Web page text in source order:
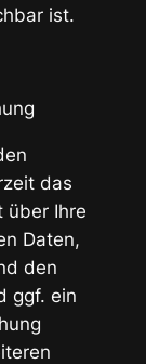
ist.
das
über Ihre
Daten,
den
ggf. ein